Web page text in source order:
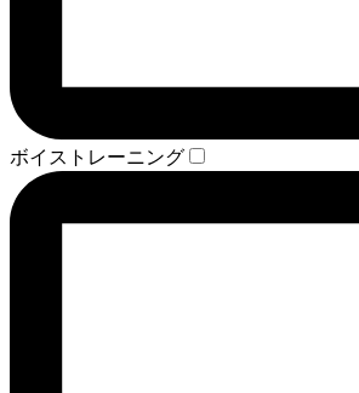
ボイストレーニング